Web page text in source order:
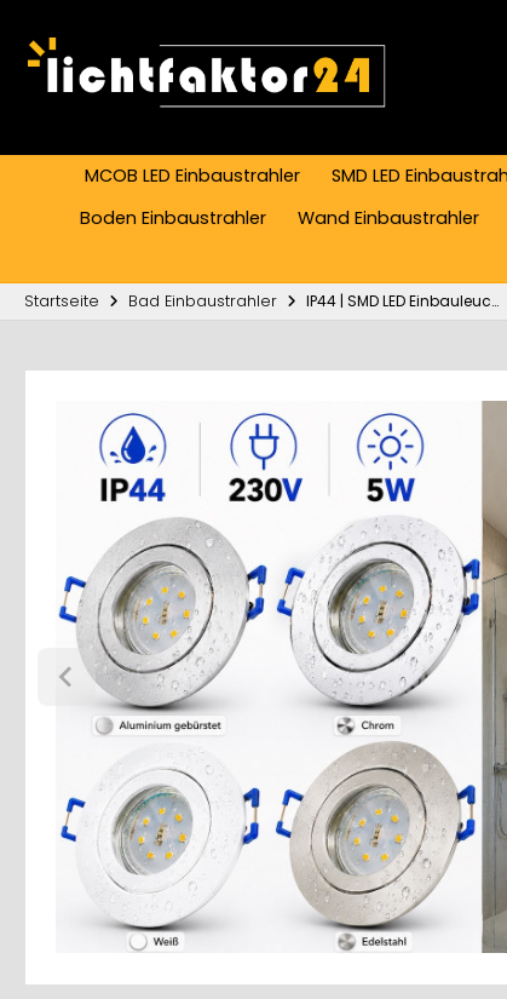
MCOB LED Einbaustrahler SMD LED
Boden Einbaustrahler
Wand Einbaustrahler
Startseite Bad Einbaustrahler IP44 | SMD LED Einbauleuchten Marina | 5Watt | 230Volt | Rund